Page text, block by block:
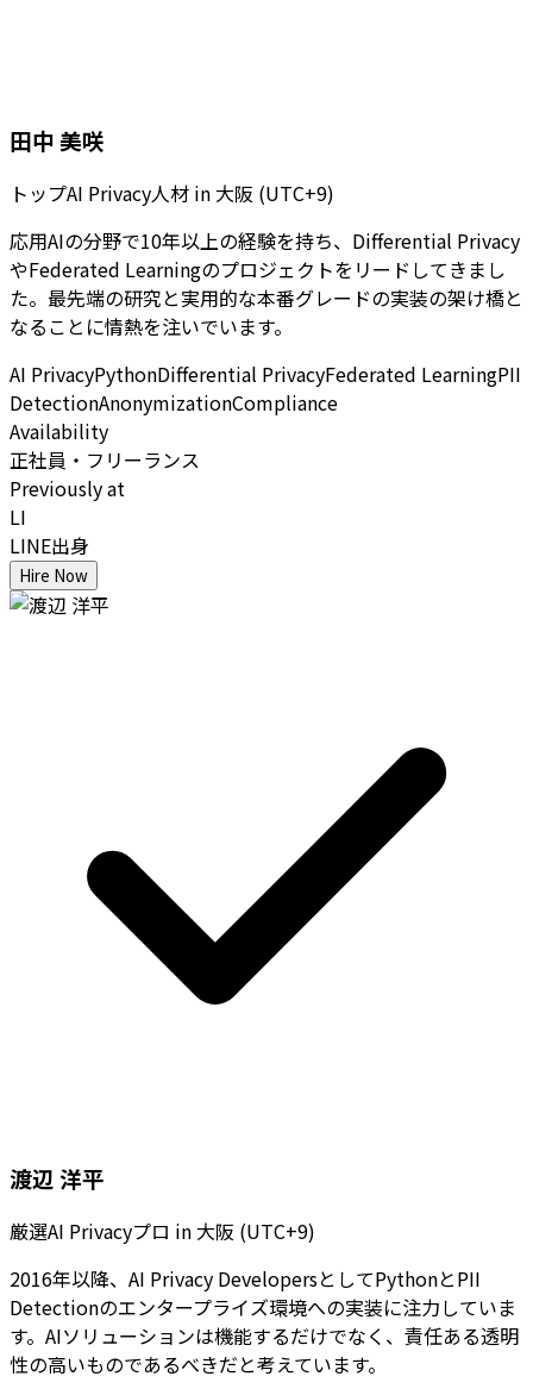
田中 美咲
トップAI Privacy人材 in 大阪 (UTC+9)
応用AIの分野で10年以上の経験を持ち、Differential Privacy
やFederated Learningのプロジェクトをリードしてきまし
た。最先端の研究と実用的な本番グレードの実装の架け橋と
なることに情熱を注いでいます。
AI PrivacyPythonDifferential PrivacyFederated LearningPII
DetectionAnonymizationCompliance
Availability
正社員・フリーランス
Previously at
LI
LINE出身
Hire Now
渡辺 洋平
厳選AI Privacyプロ in 大阪 (UTC+9)
2016年以降、AI Privacy DevelopersとしてPythonとPII
Detectionのエンタープライズ環境への実装に注力していま
す。AIソリューションは機能するだけでなく、責任ある透明
性の高いものであるべきだと考えています。